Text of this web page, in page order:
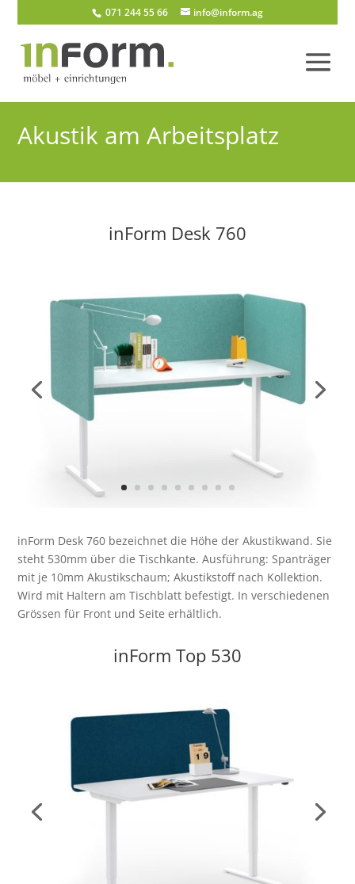
071 244 55 66 info@inform.ag
Akustik am Arbeitsplatz
inForm Desk 760
inForm Desk 760 bezeichnet die Höhe der Akustikwand. Sie
steht 530mm über die Tischkante. Ausführung: Spanträger
mit je 10mm Akustikschaum; Akustikstoff nach Kollektion.
Wird mit Haltern am Tischblatt befestigt. In verschiedenen
Grössen für Front und Seite erhältlich.
inForm Top 530